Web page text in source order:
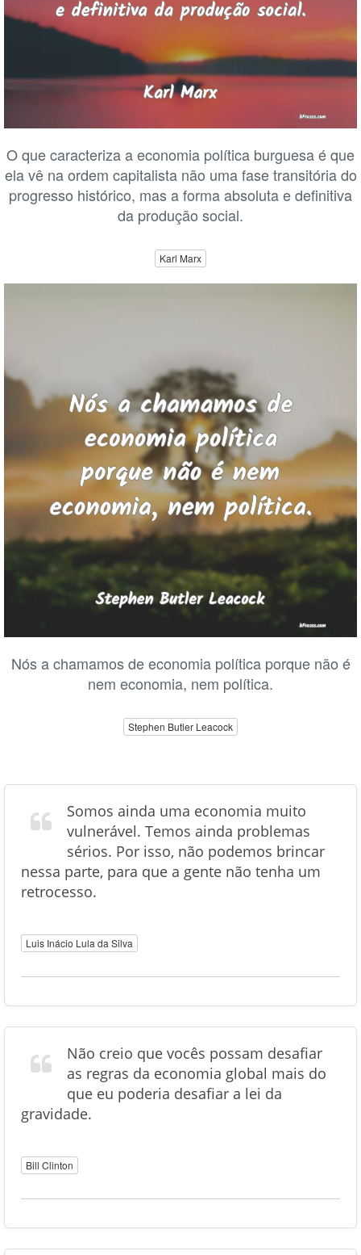
O que caracteriza a economia política burguesa é que
ela vê na ordem capitalista não uma fase transitória do
progresso histórico, mas a forma absoluta e definitiva
da produção social.
Karl Marx
Nós a chamamos de economia política porque não é
nem economia, nem política.
Stephen Butler Leacock
Somos ainda uma economia muito
vulnerável. Temos ainda problemas
sérios. Por isso, não podemos brincar
nessa parte, para que a gente não tenha um
retrocesso.
Luis Inácio Lula da Silva
Não creio que vocês possam desafiar
as regras da economia global mais do
que eu poderia desafiar a lei da
gravidade.
Bill Clinton